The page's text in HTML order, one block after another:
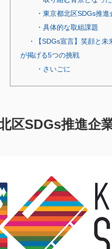
・東京都北区SDGs推
・具体的な取組課題
・【SDGs宣言】笑顔と
が掲げる5つの挑戦
・さいごに
区SDGs推進企